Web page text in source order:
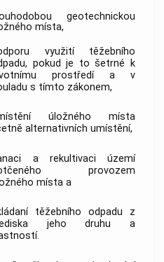
geotechnickou
místa,
využití těžebního
pokud je to šetrné k
prostředí a v
s tímto zákonem,
úložného místa
alternativních umístění,
a rekultivaci území
provozem
místa a
těžebního odpadu z
jeho druhu a